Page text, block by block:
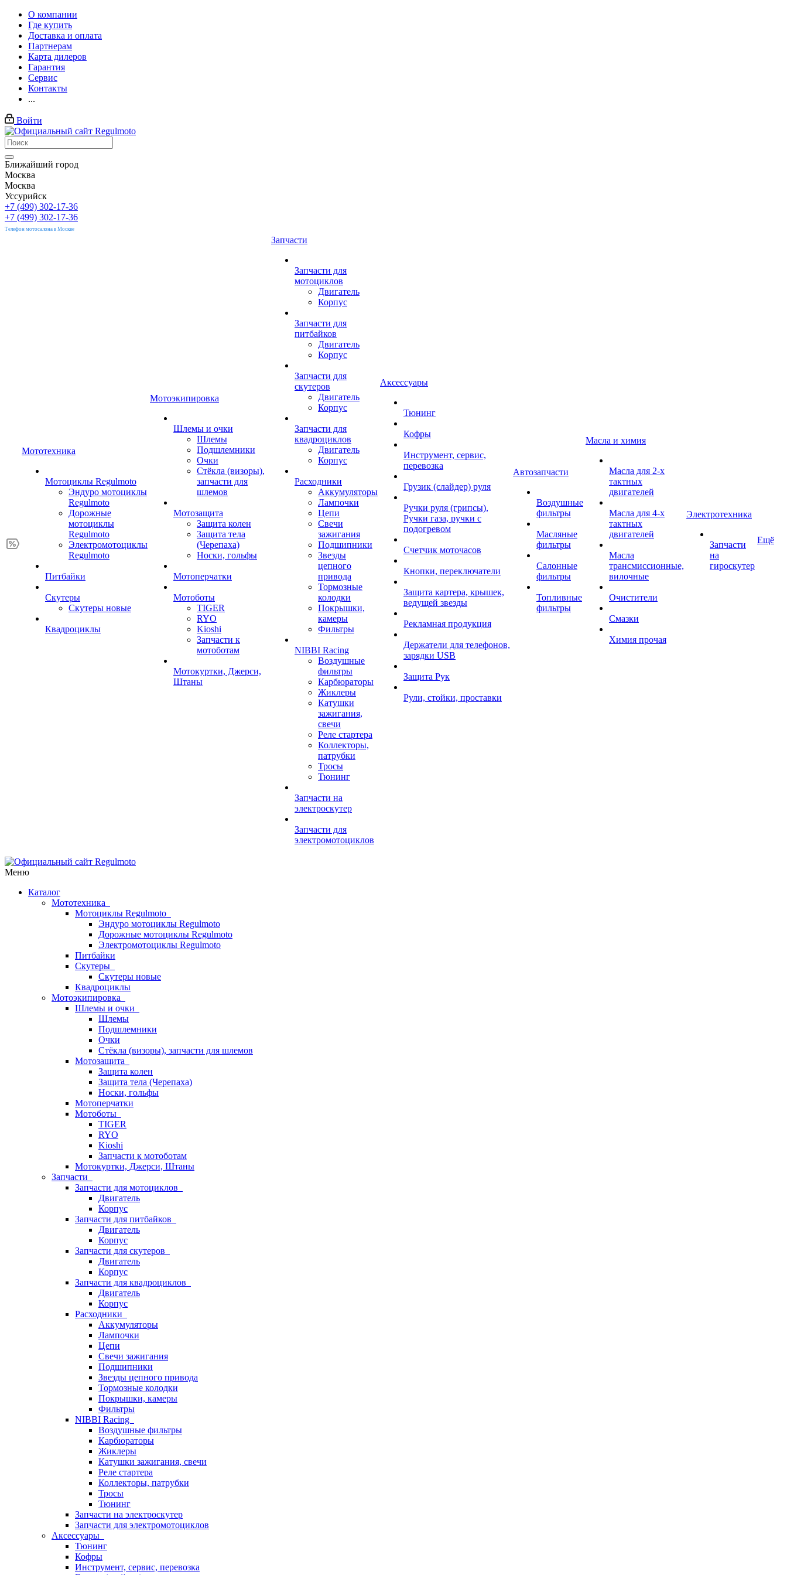
О компании
Где купить
Доставка и оплата
Партнерам
Карта дилеров
Гарантия
Сервис
Контакты
...
Войти
Ближайший город
Москва
Москва
Уссурийск
+7 (499) 302-17-36
+7 (499) 302-17-36
Телефон мотосалона в Москве
Мототехника
Мотоциклы Regulmoto
Эндуро мотоциклы
Regulmoto
Дорожные
мотоциклы
Regulmoto
Электромотоциклы
Regulmoto
Питбайки
Скутеры
Скутеры новые
Квадроциклы
Мотоэкипировка
Шлемы и очки
Шлемы
Подшлемники
Очки
Стёкла (визоры),
запчасти для
шлемов
Мотозащита
Защита колен
Защита тела
(Черепаха)
Носки, гольфы
Мотоперчатки
Мотоботы
TIGER
RYO
Kioshi
Запчасти к
мотоботам
Мотокуртки, Джерси,
Штаны
Запчасти
Запчасти для
мотоциклов
Двигатель
Корпус
Запчасти для
питбайков
Двигатель
Корпус
Запчасти для
скутеров
Двигатель
Корпус
Запчасти для
квадроциклов
Двигатель
Корпус
Расходники
Аккумуляторы
Лампочки
Цепи
Свечи
зажигания
Подшипники
Звезды
цепного
привода
Тормозные
колодки
Покрышки,
камеры
Фильтры
NIBBI Racing
Воздушные
фильтры
Карбюраторы
Жиклеры
Катушки
зажигания,
свечи
Реле стартера
Коллекторы,
патрубки
Тросы
Тюнинг
Запчасти на
электроскутер
Запчасти для
электромотоциклов
Аксессуары
Тюнинг
Кофры
Инструмент, сервис,
перевозка
Грузик (слайдер) руля
Ручки руля (грипсы),
Ручки газа, ручки с
подогревом
Счетчик моточасов
Кнопки, переключатели
Защита картера, крышек,
ведущей звезды
Рекламная продукция
Держатели для телефонов,
зарядки USB
Защита Рук
Рули, стойки, проставки
Автозапчасти
Воздушные
фильтры
Масляные
фильтры
Салонные
фильтры
Топливные
фильтры
Масла и химия
Масла для 2-х
тактных
двигателей
Масла для 4-х
тактных
двигателей
Масла
трансмиссионные,
вилочные
Очистители
Смазки
Химия прочая
Электротехника
Запчасти
на
гироскутер
Ещё
Меню
Каталог
Мототехника
Мотоциклы Regulmoto
Эндуро мотоциклы Regulmoto
Дорожные мотоциклы Regulmoto
Электромотоциклы Regulmoto
Питбайки
Скутеры
Скутеры новые
Квадроциклы
Мотоэкипировка
Шлемы и очки
Шлемы
Подшлемники
Очки
Стёкла (визоры), запчасти для шлемов
Мотозащита
Защита колен
Защита тела (Черепаха)
Носки, гольфы
Мотоперчатки
Мотоботы
TIGER
RYO
Kioshi
Запчасти к мотоботам
Мотокуртки, Джерси, Штаны
Запчасти
Запчасти для мотоциклов
Двигатель
Корпус
Запчасти для питбайков
Двигатель
Корпус
Запчасти для скутеров
Двигатель
Корпус
Запчасти для квадроциклов
Двигатель
Корпус
Расходники
Аккумуляторы
Лампочки
Цепи
Свечи зажигания
Подшипники
Звезды цепного привода
Тормозные колодки
Покрышки, камеры
Фильтры
NIBBI Racing
Воздушные фильтры
Карбюраторы
Жиклеры
Катушки зажигания, свечи
Реле стартера
Коллекторы, патрубки
Тросы
Тюнинг
Запчасти на электроскутер
Запчасти для электромотоциклов
Аксессуары
Тюнинг
Кофры
Инструмент, сервис, перевозка